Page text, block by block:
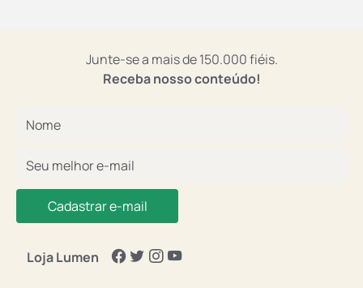
Junte-se a mais de 150.000 fiéis.
Receba nosso conteúdo!
Cadastrar e-mail
Loja Lumen